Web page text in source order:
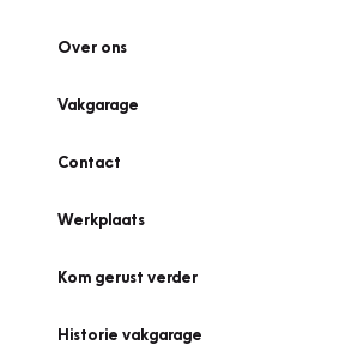
Over ons
Vakgarage
Contact
Werkplaats
Kom gerust verder
Historie vakgarage